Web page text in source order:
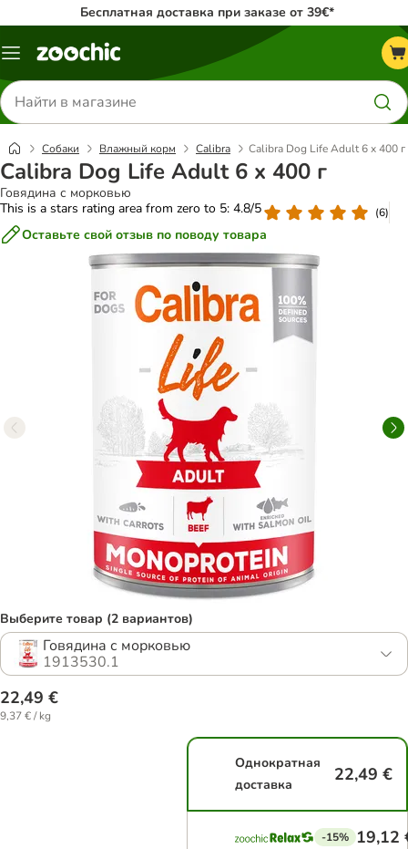
Бесплатная доставка при заказе от 39€*
Каталог
Поиск
товаров
Собаки Влажный корм Calibra Calibra Dog Life Adult 6 x 400 г
Calibra Dog Life Adult 6 x 400 г
Говядина с морковью
This is a stars rating area from zero to 5: 4.8/5
(6)
Оставьте свой отзыв по поводу товара
Выберите товар (2 вариантов)
Говядина с морковью
1913530.1
22,49 €
9,37 € / kg
Однократная
доставка
22,49 €
-15% 19,12